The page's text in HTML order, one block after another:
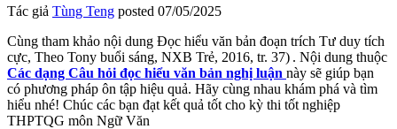
Tác giả Tùng Teng posted 07/05/2025
Cùng tham khảo nội dung Đọc hiểu văn bản đoạn trích Tư duy tích
cực, Theo Tony buổi sáng, NXB Trẻ, 2016, tr. 37) . Nội dung thuộc
Các dạng Câu hỏi đọc hiểu văn bản nghị luận này sẽ giúp bạn
có phương pháp ôn tập hiệu quả. Hãy cùng nhau khám phá và tìm
hiểu nhé! Chúc các bạn đạt kết quả tốt cho kỳ thi tốt nghiệp
THPTQG môn Ngữ Văn